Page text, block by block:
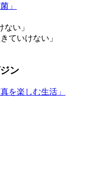
い」
ン
を楽しむ生活」